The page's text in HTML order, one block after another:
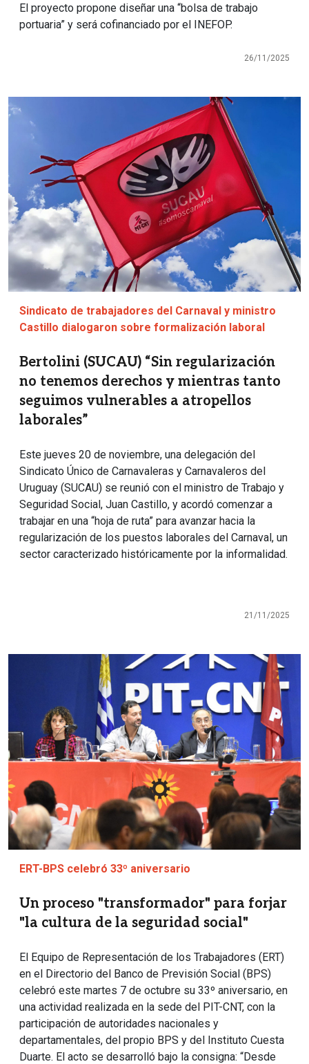
El proyecto propone diseñar una “bolsa de trabajo
portuaria” y será cofinanciado por el INEFOP.
26/11/2025
Imagen
Sindicato de trabajadores del Carnaval y ministro
Castillo dialogaron sobre formalización laboral
Bertolini (SUCAU) “Sin regularización
no tenemos derechos y mientras tanto
seguimos vulnerables a atropellos
laborales”
Este jueves 20 de noviembre, una delegación del
Sindicato Único de Carnavaleras y Carnavaleros del
Uruguay (SUCAU) se reunió con el ministro de Trabajo y
Seguridad Social, Juan Castillo, y acordó comenzar a
trabajar en una “hoja de ruta” para avanzar hacia la
regularización de los puestos laborales del Carnaval, un
sector caracterizado históricamente por la informalidad.
21/11/2025
ERT-BPS celebró 33º aniversario
Un proceso "transformador" para forjar
"la cultura de la seguridad social"
El Equipo de Representación de los Trabajadores (ERT)
en el Directorio del Banco de Previsión Social (BPS)
celebró este martes 7 de octubre su 33º aniversario, en
una actividad realizada en la sede del PIT-CNT, con la
participación de autoridades nacionales y
departamentales, del propio BPS y del Instituto Cuesta
Duarte. El acto se desarrolló bajo la consigna: “Desde